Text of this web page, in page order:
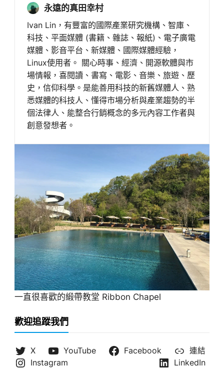
永遠的真田幸村
Ivan Lin，有豐富的國際產業研究機構、智庫、
科技、平面媒體 (書籍、雜誌、報紙)、電子廣電
媒體、影音平台、新媒體、國際媒體經驗，
Linux使用者。 關心時事、經濟、開源軟體與市
場情報，喜閱讀、書寫、電影、音樂、旅遊、歷
史，信仰科學。是能善用科技的新舊媒體人、熟
悉媒體的科技人、懂得市場分析與產業趨勢的半
個法律人、能整合行銷概念的多元內容工作者與
創意發想者。
一直很喜歡的緞帶教堂 Ribbon Chapel
歡迎追蹤我們
X YouTube Facebook
連結
Instagram
LinkedIn